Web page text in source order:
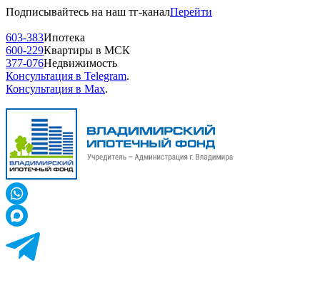
Подписывайтесь на наш тг-каналПерейти
603-383Ипотека
600-229Квартиры в МСК
377-076Недвижимость
Консультация в Telegram.
Консультация в Max.